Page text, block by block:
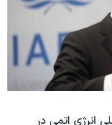
انرژی اتمی در